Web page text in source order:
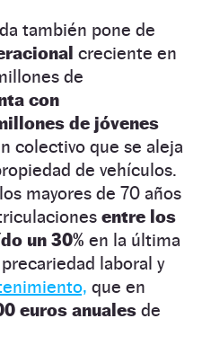
también pone de
creciente en
de
con
de jóvenes
colectivo que se aleja
de vehículos.
mayores de 70 años
entre los
un 30% en la última
laboral y
que en
euros anuales de